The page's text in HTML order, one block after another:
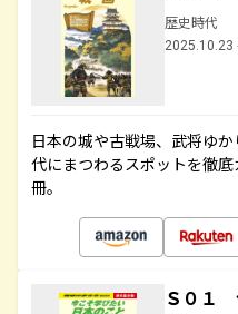
歴史時代
2025.10.23
日本の城や古戦場、武将ゆ
代にまつわるスポットを徹
冊。
Ｓ０１